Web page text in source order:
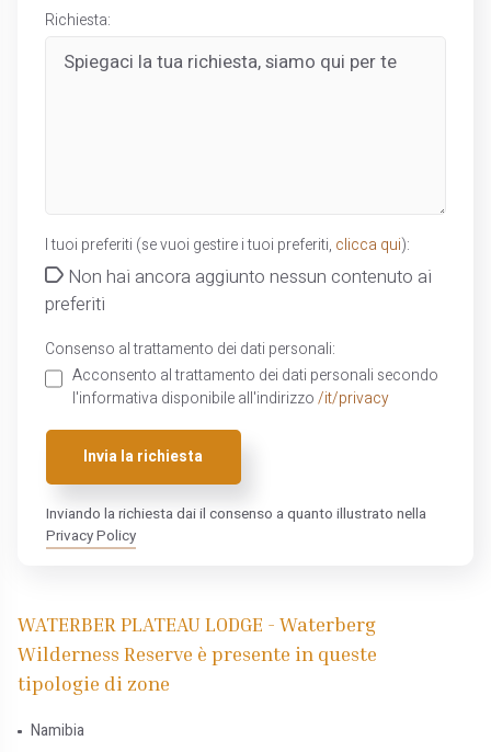
Richiesta:
I tuoi preferiti (se vuoi gestire i tuoi preferiti, clicca qui):
Non hai ancora aggiunto nessun contenuto ai
preferiti
Consenso al trattamento dei dati personali:
Acconsento al trattamento dei dati personali secondo
l'informativa disponibile all'indirizzo /it/privacy
Invia la richiesta
Inviando la richiesta dai il consenso a quanto illustrato nella
Privacy Policy
WATERBER PLATEAU LODGE - Waterberg
Wilderness Reserve è presente in queste
tipologie di zone
Namibia